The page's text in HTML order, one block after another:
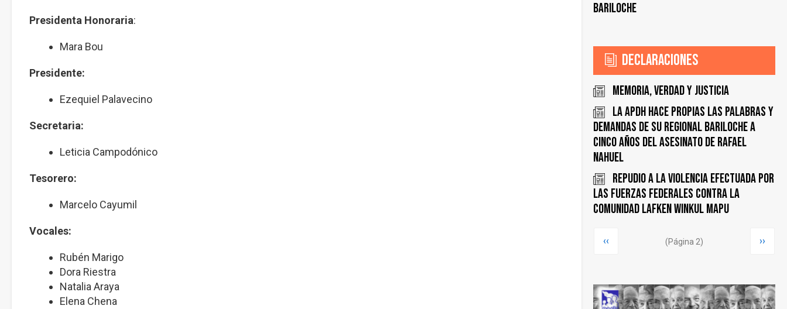
Presidenta Honoraria:
Mara Bou
Presidente:
Ezequiel Palavecino
Secretaria:
Leticia Campodónico
Tesorero:
Marcelo Cayumil
Vocales:
Rubén Marigo
Dora Riestra
Natalia Araya
Elena Chena
Bariloche
Declaraciones
MEMORIA, VERDAD Y JUSTICIA
La APDH hace propias las palabras y
demandas de su Regional Bariloche a
cinco años del asesinato de Rafael
Nahuel
Repudio a la violencia efectuada por
las fuerzas federales contra la
comunidad Lafken Winkul Mapu
Página
‹‹ (Página 2) ››